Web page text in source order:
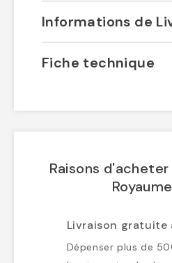
Informations de
Fiche technique
Raisons d'acheter
Livraison gratuite
Dépenser plus de